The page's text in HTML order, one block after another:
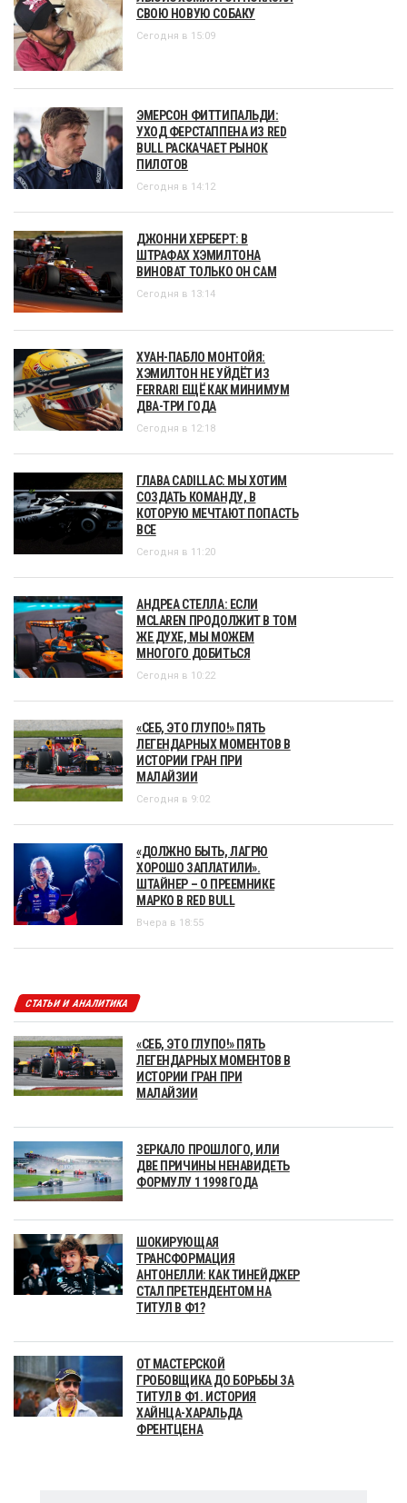
СВОЮ НОВУЮ СОБАКУ
Сегодня в 15:09
ЭМЕРСОН ФИТТИПАЛЬДИ:
УХОД ФЕРСТАППЕНА ИЗ RED
BULL РАСКАЧАЕТ РЫНОК
ПИЛОТОВ
Сегодня в 14:12
ДЖОННИ ХЕРБЕРТ: В
ШТРАФАХ ХЭМИЛТОНА
ВИНОВАТ ТОЛЬКО ОН САМ
Сегодня в 13:14
ХУАН-ПАБЛО МОНТОЙЯ:
ХЭМИЛТОН НЕ УЙДЁТ ИЗ
FERRARI ЕЩЁ КАК МИНИМУМ
ДВА-ТРИ ГОДА
Сегодня в 12:18
ГЛАВА CADILLAC: МЫ ХОТИМ
СОЗДАТЬ КОМАНДУ, В
КОТОРУЮ МЕЧТАЮТ ПОПАСТЬ
ВСЕ
Сегодня в 11:20
АНДРЕА СТЕЛЛА: ЕСЛИ
MCLAREN ПРОДОЛЖИТ В ТОМ
ЖЕ ДУХЕ, МЫ МОЖЕМ
МНОГОГО ДОБИТЬСЯ
Сегодня в 10:22
«СЕБ, ЭТО ГЛУПО!» ПЯТЬ
ЛЕГЕНДАРНЫХ МОМЕНТОВ В
ИСТОРИИ ГРАН ПРИ
МАЛАЙЗИИ
Сегодня в 9:02
«ДОЛЖНО БЫТЬ, ЛАГРЮ
ХОРОШО ЗАПЛАТИЛИ».
ШТАЙНЕР – О ПРЕЕМНИКЕ
МАРКО В RED BULL
Вчера в 18:55
СТАТЬИ И АНАЛИТИКА
«СЕБ, ЭТО ГЛУПО!» ПЯТЬ
ЛЕГЕНДАРНЫХ МОМЕНТОВ В
ИСТОРИИ ГРАН ПРИ
МАЛАЙЗИИ
ЗЕРКАЛО ПРОШЛОГО, ИЛИ
ДВЕ ПРИЧИНЫ НЕНАВИДЕТЬ
ФОРМУЛУ 1 1998 ГОДА
ШОКИРУЮЩАЯ
ТРАНСФОРМАЦИЯ
АНТОНЕЛЛИ: КАК ТИНЕЙДЖЕР
СТАЛ ПРЕТЕНДЕНТОМ НА
ТИТУЛ В Ф1?
ОТ МАСТЕРСКОЙ
ГРОБОВЩИКА ДО БОРЬБЫ ЗА
ТИТУЛ В Ф1. ИСТОРИЯ
ХАЙНЦА-ХАРАЛЬДА
ФРЕНТЦЕНА